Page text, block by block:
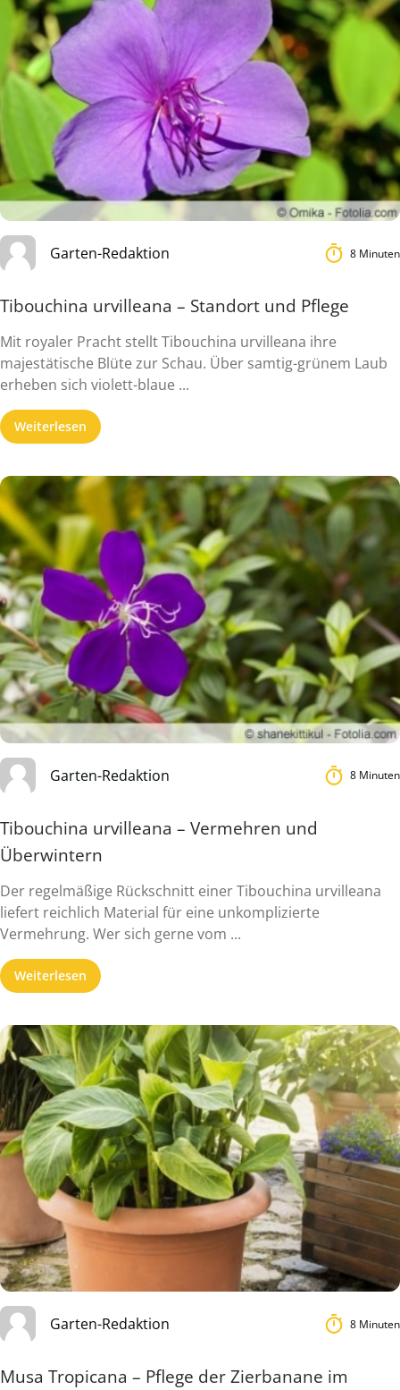
Garten-Redaktion 8 Minuten
Tibouchina urvilleana – Standort und Pflege
Mit royaler Pracht stellt Tibouchina urvilleana ihre
majestätische Blüte zur Schau. Über samtig-grünem Laub
erheben sich violett-blaue ...
Weiterlesen
Garten-Redaktion 8 Minuten
Tibouchina urvilleana – Vermehren und
Überwintern
Der regelmäßige Rückschnitt einer Tibouchina urvilleana
liefert reichlich Material für eine unkomplizierte
Vermehrung. Wer sich gerne vom ...
Weiterlesen
Garten-Redaktion 8 Minuten
Musa Tropicana – Pflege der Zierbanane im